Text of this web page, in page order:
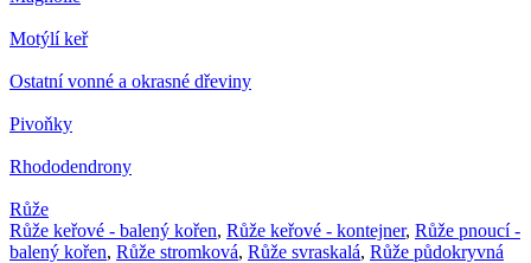
Motýlí keř
Ostatní vonné a okrasné dřeviny
Pivoňky
Rhododendrony
Růže
Růže keřové - balený kořen, Růže keřové - kontejner, Růže pnoucí -
balený kořen, Růže stromková, Růže svraskalá, Růže půdokryvná